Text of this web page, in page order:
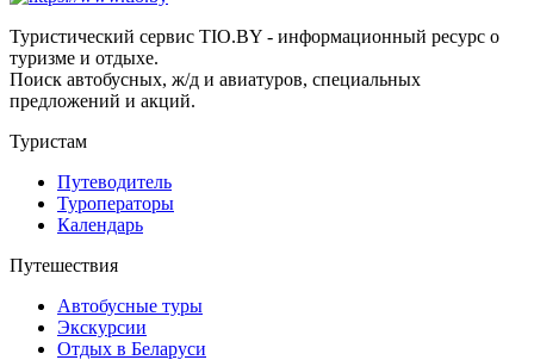
Туристический сервис TIO.BY - информационный ресурс о
туризме и отдыхе.
Поиск автобусных, ж/д и авиатуров, специальных
предложений и акций.
Туристам
Путеводитель
Туроператоры
Календарь
Путешествия
Автобусные туры
Экскурсии
Отдых в Беларуси